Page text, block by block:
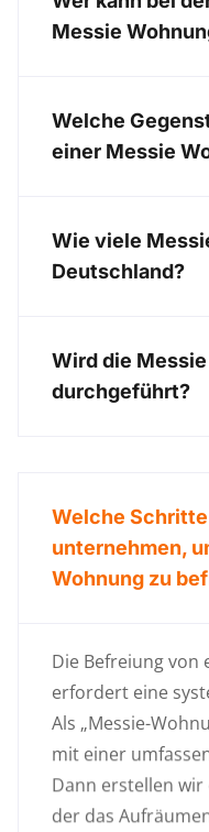
Messie
Welche
einer Messie
Wie viele
Deutschland?
Wird die
durchgeführt?
Welche Schritte
unternehmen,
Wohnung zu
Die Befreiung von
erfordert eine
Als „Messie-
mit einer
Dann erstellen
der das